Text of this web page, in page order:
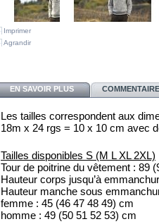
Imprimer
Agrandir
EN SAVOIR PLUS
Les tailles correspondent aux
18m x 24 rgs = 10 x 10 cm avec
Tailles disponibles S (M L XL 2XL)
Tour de poitrine du vêtement : 89
Hauteur corps jusqu’à
Hauteur manche sous
femme : 45 (46 47 48 49) cm
homme : 49 (50 51 52 53) cm